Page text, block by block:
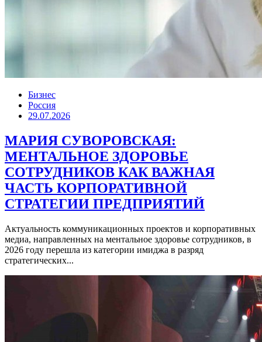
Бизнес
Россия
29.07.2026
МАРИЯ СУВОРОВСКАЯ:
МЕНТАЛЬНОЕ ЗДОРОВЬЕ
СОТРУДНИКОВ КАК ВАЖНАЯ
ЧАСТЬ КОРПОРАТИВНОЙ
СТРАТЕГИИ ПРЕДПРИЯТИЙ
Актуальность коммуникационных проектов и корпоративных
медиа, направленных на ментальное здоровье сотрудников, в
2026 году перешла из категории имиджа в разряд
стратегических...